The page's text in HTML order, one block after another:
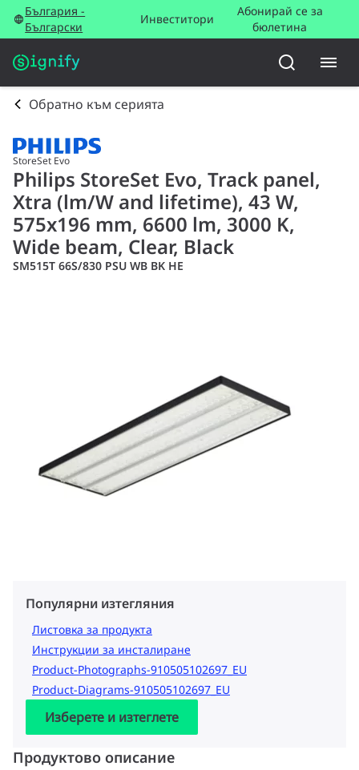
България -
Български
Инвеститори
Абонирай се за
бюлетина
Обратно към серията
StoreSet Evo
Philips StoreSet Evo, Track panel,
Xtra (lm/W and lifetime), 43 W,
575x196 mm, 6600 lm, 3000 K,
Wide beam, Clear, Black
SM515T 66S/830 PSU WB BK HE
Популярни изтегляния
Листовка за продукта
Инструкции за инсталиране
Product-Photographs-910505102697_EU
Product-Diagrams-910505102697_EU
Изберете и изтеглете
Продуктово описание